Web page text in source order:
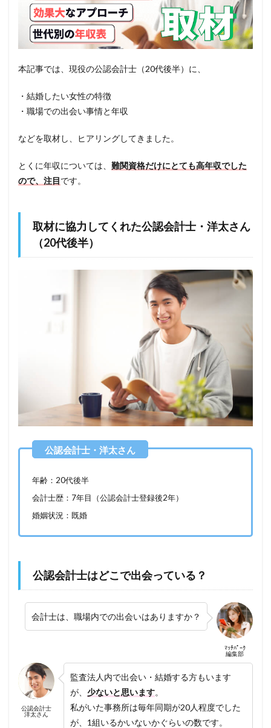
本記事では、現役の公認会計士（20代後半）に、
・結婚したい女性の特徴
・職場での出会い事情と年収
などを取材し、ヒアリングしてきました。
とくに年収については、 難関資格だけにとても高年収でした
ので、注目です。
取材に協力してくれた公認会計士・洋太さん
（20代後半）
年齢：20代後半
会計士歴：7年目（公認会計士登録後2年）
婚姻状況：既婚
公認会計士はどこで出会っている？
ﾏｯﾁﾊﾟｰｸ
編集部
会計士は、職場内での出会いはありますか？
公認会計士
洋太さん
監査法人内で出会い・結婚する方もいます
が、 少ないと思います。
私がいた事務所は毎年同期が20人程度でした
が、1組いるかいないかぐらいの数です。